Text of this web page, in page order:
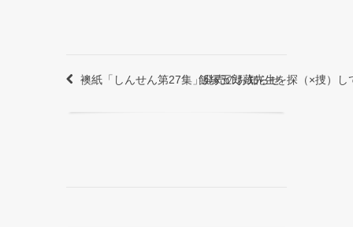
襖紙「しんせん第27集」発売のお知らせ
飯塚五郎蔵先生を探（×捜）し